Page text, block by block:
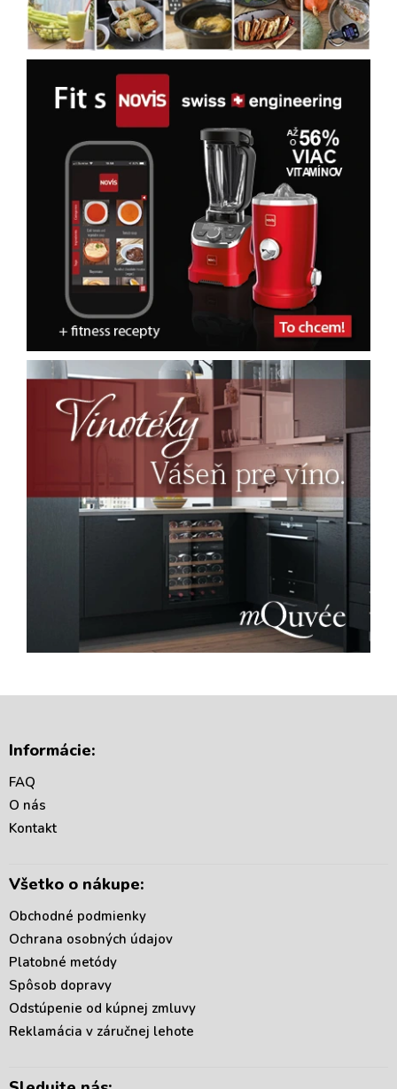
Informácie:
FAQ
O nás
Kontakt
Všetko o nákupe:
Obchodné podmienky
Ochrana osobných údajov
Platobné metódy
Spôsob dopravy
Odstúpenie od kúpnej zmluvy
Reklamácia v záručnej lehote